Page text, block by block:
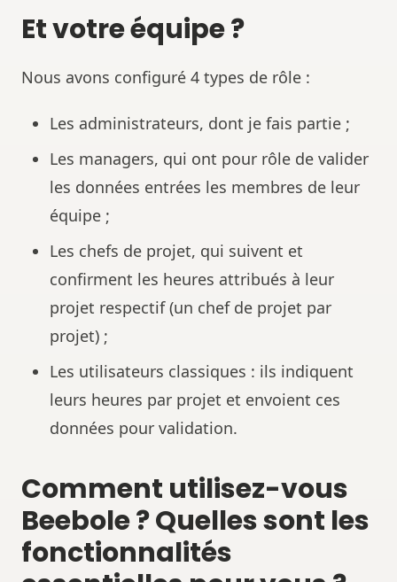
Et votre équipe ?
Nous avons configuré 4 types de rôle :
Les administrateurs, dont je fais partie ;
Les managers, qui ont pour rôle de valider
les données entrées les membres de leur
équipe ;
Les chefs de projet, qui suivent et
confirment les heures attribués à leur
projet respectif (un chef de projet par
projet) ;
Les utilisateurs classiques : ils indiquent
leurs heures par projet et envoient ces
données pour validation.
Comment utilisez-vous
Beebole ? Quelles sont les
fonctionnalités